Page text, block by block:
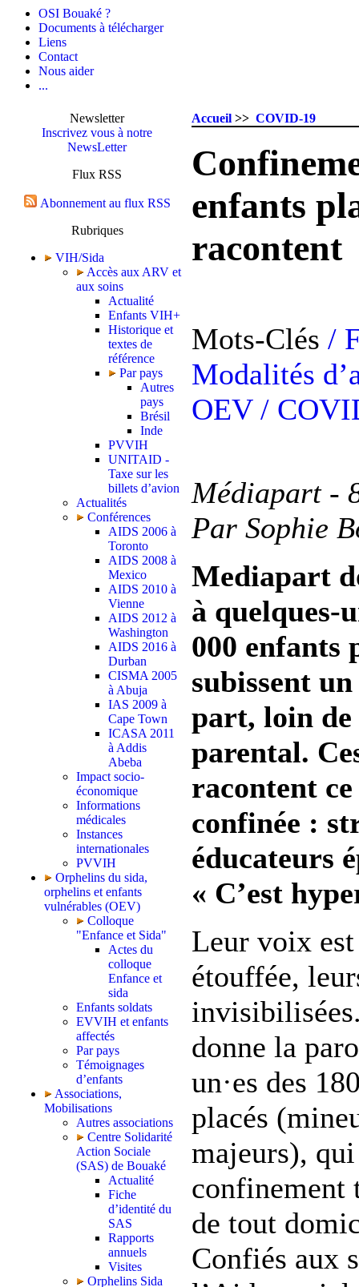
OSI Bouaké ?
Documents à télécharger
Liens
Contact
Nous aider
...
Newsletter
Inscrivez vous à notre
NewsLetter
Flux RSS
Abonnement au flux RSS
Rubriques
VIH/Sida
Accès aux ARV et
aux soins
Actualité
Enfants VIH+
Historique et
textes de
référence
Par pays
Autres
pays
Brésil
Inde
PVVIH
UNITAID -
Taxe sur les
billets d’avion
Actualités
Conférences
AIDS 2006 à
Toronto
AIDS 2008 à
Mexico
AIDS 2010 à
Vienne
AIDS 2012 à
Washington
AIDS 2016 à
Durban
CISMA 2005
à Abuja
IAS 2009 à
Cape Town
ICASA 2011
à Addis
Abeba
Impact socio-
économique
Informations
médicales
Instances
internationales
PVVIH
Orphelins du sida,
orphelins et enfants
vulnérables (OEV)
Colloque
"Enfance et Sida"
Actes du
colloque
Enfance et
sida
Enfants soldats
EVVIH et enfants
affectés
Par pays
Témoignages
d’enfants
Associations,
Mobilisations
Autres associations
Centre Solidarité
Action Sociale
(SAS) de Bouaké
Actualité
Fiche
d’identité du
SAS
Rapports
annuels
Visites
Orphelins Sida
Accueil >> COVID-19
enfants
racontent
Mots-Clés /
Modalités
OEV/
Médiapart -
Par Sophie
Mediapart
à quelques-
000 enfants
subissent
part, loin
parental.
racontent
confinée :
éducateurs
« C’est
Leur voix
étouffée,
donne la
un·es des
placés
majeurs),
confinement
de tout
Confiés aux